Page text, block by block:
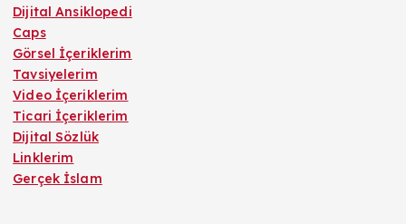
Dijital Ansiklopedi
Caps
Görsel İçeriklerim
Tavsiyelerim
Video İçeriklerim
Ticari İçeriklerim
Dijital Sözlük
Linklerim
Gerçek İslam